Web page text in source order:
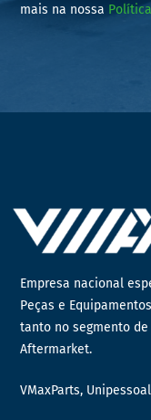
mais na nossa
Empresa nacional
Peças e
tanto no segmento de
Aftermarket.
VMaxParts,